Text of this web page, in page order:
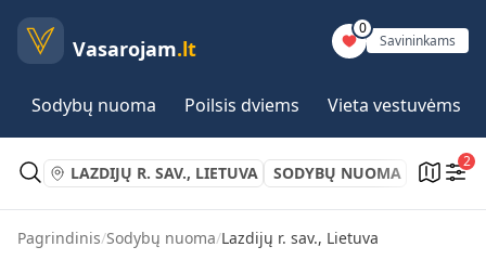
Vasarojam.lt
0
Savininkams
Sodybų nuoma Poilsis dviems Vieta vestuvėms
LAZDIJŲ R. SAV., LIETUVA SODYBŲ NUOMA
2
Pagrindinis/Sodybų nuoma/Lazdijų r. sav., Lietuva